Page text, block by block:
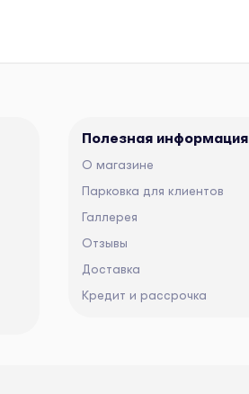
Полезная информация
О магазине
Парковка для клиентов
Галлерея
Отзывы
Доставка
Кредит и рассрочка